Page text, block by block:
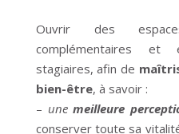
Ouvrir des
complémentaires et
stagiaires, afin de
bien-être, à savoir :
– unemeilleure
conserver toute sa